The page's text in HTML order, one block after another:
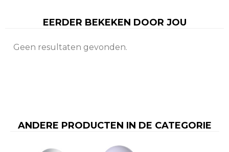
EERDER BEKEKEN DOOR JOU
Geen resultaten gevonden.
ANDERE PRODUCTEN IN DE CATEGORIE